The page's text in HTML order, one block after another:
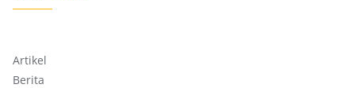
Artikel
Berita